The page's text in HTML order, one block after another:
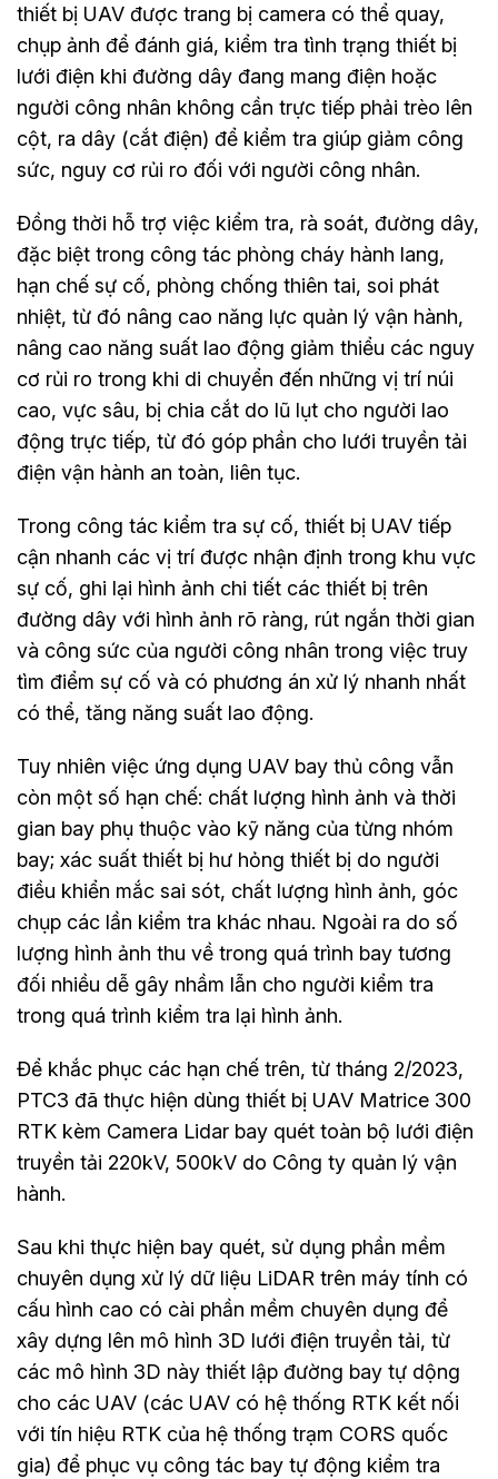
thiết bị UAV được trang bị camera có thể quay,
chụp ảnh để đánh giá, kiểm tra tình trạng thiết bị
lưới điện khi đường dây đang mang điện hoặc
người công nhân không cần trực tiếp phải trèo lên
cột, ra dây (cắt điện) để kiểm tra giúp giảm công
sức, nguy cơ rủi ro đối với người công nhân.
Đồng thời hỗ trợ việc kiểm tra, rà soát, đường dây,
đặc biệt trong công tác phòng cháy hành lang,
hạn chế sự cố, phòng chống thiên tai, soi phát
nhiệt, từ đó nâng cao năng lực quản lý vận hành,
nâng cao năng suất lao động giảm thiểu các nguy
cơ rủi ro trong khi di chuyển đến những vị trí núi
cao, vực sâu, bị chia cắt do lũ lụt cho người lao
động trực tiếp, từ đó góp phần cho lưới truyền tải
điện vận hành an toàn, liên tục.
Trong công tác kiểm tra sự cố, thiết bị UAV tiếp
cận nhanh các vị trí được nhận định trong khu vực
sự cố, ghi lại hình ảnh chi tiết các thiết bị trên
đường dây với hình ảnh rõ ràng, rút ngắn thời gian
và công sức của người công nhân trong việc truy
tìm điểm sự cố và có phương án xử lý nhanh nhất
có thể, tăng năng suất lao động.
Tuy nhiên việc ứng dụng UAV bay thủ công vẫn
còn một số hạn chế: chất lượng hình ảnh và thời
gian bay phụ thuộc vào kỹ năng của từng nhóm
bay; xác suất thiết bị hư hỏng thiết bị do người
điều khiển mắc sai sót, chất lượng hình ảnh, góc
chụp các lần kiểm tra khác nhau. Ngoài ra do số
lượng hình ảnh thu về trong quá trình bay tương
đối nhiều dễ gây nhầm lẫn cho người kiểm tra
trong quá trình kiểm tra lại hình ảnh.
Để khắc phục các hạn chế trên, từ tháng 2/2023,
PTC3 đã thực hiện dùng thiết bị UAV Matrice 300
RTK kèm Camera Lidar bay quét toàn bộ lưới điện
truyền tải 220kV, 500kV do Công ty quản lý vận
hành.
Sau khi thực hiện bay quét, sử dụng phần mềm
chuyên dụng xử lý dữ liệu LiDAR trên máy tính có
cấu hình cao có cài phần mềm chuyên dụng để
xây dựng lên mô hình 3D lưới điện truyền tải, từ
các mô hình 3D này thiết lập đường bay tự dộng
cho các UAV (các UAV có hệ thống RTK kết nối
với tín hiệu RTK của hệ thống trạm CORS quốc
gia) để phục vụ công tác bay tự động kiểm tra